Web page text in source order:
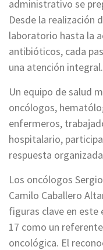
administrativo se
Desde la realización
laboratorio hasta la
antibióticos, cada
una atención integral.
Un equipo de salud
oncólogos,
enfermeros,
hospitalario,
respuesta
Los oncólogos
Camilo Caballero
figuras clave en este
17 como un
oncológica. El